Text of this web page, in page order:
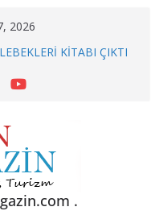
2026
KİTABI ÇIKTI
MESLEK YASASI
.